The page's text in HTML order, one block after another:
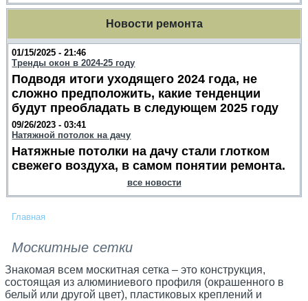
Новости ремонта
01/15/2025 - 21:46
Тренды окон в 2024-25 году
Подводя итоги уходящего 2024 года, не
сложно предположить, какие тенденции
будут преобладать в следующем 2025 году
09/26/2023 - 03:41
Натяжной потолок на дачу
Натяжные потолки на дачу стали глотком
свежего воздуха, в самом понятии ремонта.
все новости
Главная
Москитные сетки
Знакомая всем москитная сетка – это конструкция,
состоящая из алюминиевого профиля (окрашенного в
белый или другой цвет), пластиковых креплений и